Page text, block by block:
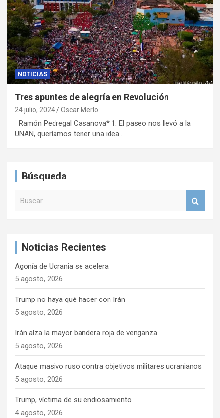
NOTICIAS
Tres apuntes de alegría en Revolución
24 julio, 2024 Oscar Merlo
Ramón Pedregal Casanova* 1. El paseo nos llevó a la
UNAN, queríamos tener una idea…
Búsqueda
Noticias Recientes
Agonía de Ucrania se acelera
5 agosto, 2026
Trump no haya qué hacer con Irán
5 agosto, 2026
Irán alza la mayor bandera roja de venganza
5 agosto, 2026
Ataque masivo ruso contra objetivos militares ucranianos
5 agosto, 2026
Trump, víctima de su endiosamiento
4 agosto, 2026